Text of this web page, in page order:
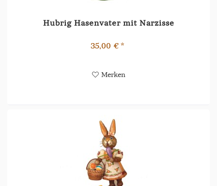
Hubrig Hasenvater mit Narzisse
35,00 € *
Merken